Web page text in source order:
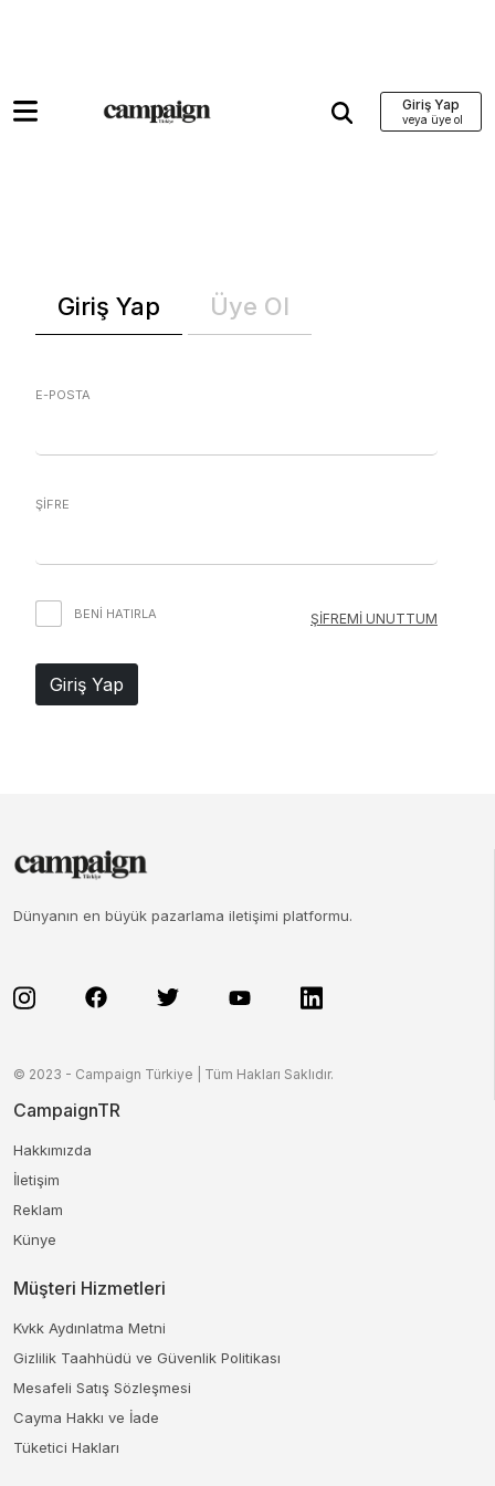
Giriş Yap
Giriş Yap Üye Ol
E-POSTA
ŞİFRE
BENI HATIRLA ŞİFREMİ UNUTTUM
Giriş Yap
Dünyanın en büyük pazarlama iletişimi platformu.
© 2023 - Campaign Türkiye | Tüm Hakları Saklıdır.
CampaignTR
Hakkımızda
İletişim
Reklam
Künye
Müşteri Hizmetleri
Kvkk Aydınlatma Metni
Gizlilik Taahhüdü ve Güvenlik Politikası
Mesafeli Satış Sözleşmesi
Cayma Hakkı ve İade
Tüketici Hakları